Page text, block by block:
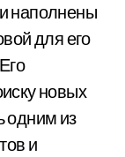
наполнены
для его
новых
одним из
и